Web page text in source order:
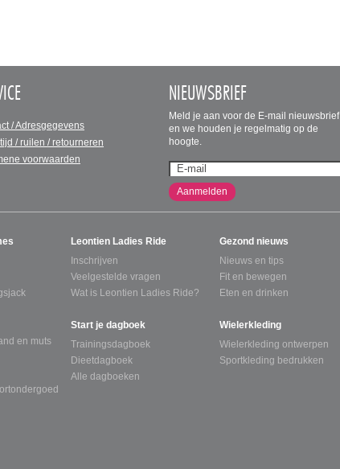
/ Adresgegevens
/ ruilen / retourneren
voorwaarden
NIEUWSBRIEF
Meld je aan voor de E-mail nieuwsbrief
en we houden je regelmatig op de
hoogte.
Aanmelden
en muts
Leontien Ladies Ride
Inschrijven
Veelgestelde vragen
Wat is Leontien Ladies Ride?
Start je dagboek
Trainingsdagboek
Dieetdagboek
Alle dagboeken
Gezond nieuws
Nieuws en tips
Fit en bewegen
Eten en drinken
Wielerkleding
Wielerkleding ontwerpen
Sportkleding bedrukken